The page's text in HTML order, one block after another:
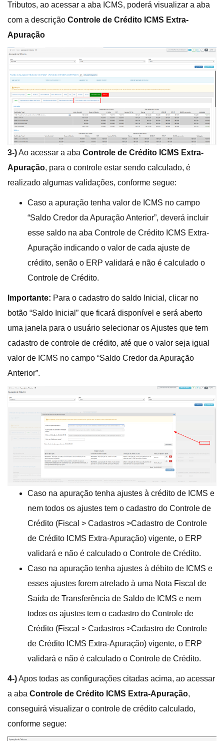
Tributos, ao acessar a aba ICMS, poderá visualizar a aba
com a descrição Controle de Crédito ICMS Extra-
Apuração
3-)Ao acessar a aba Controle de Crédito ICMS Extra-
Apuração, para o controle estar sendo calculado, é
realizado algumas validações, conforme segue:
Caso a apuração tenha valor de ICMS no campo
“Saldo Credor da Apuração Anterior”, deverá incluir
esse saldo na aba Controle de Crédito ICMS Extra-
Apuração indicando o valor de cada ajuste de
crédito, senão o ERP validará e não é calculado o
Controle de Crédito.
Importante: Para o cadastro do saldo Inicial, clicar no
botão “Saldo Inicial” que ficará disponível e será aberto
uma janela para o usuário selecionar os Ajustes que tem
cadastro de controle de crédito, até que o valor seja igual
valor de ICMS no campo “Saldo Credor da Apuração
Anterior”.
Caso na apuração tenha ajustes à crédito de ICMS e
nem todos os ajustes tem o cadastro do Controle de
Crédito (Fiscal > Cadastros >Cadastro de Controle
de Crédito ICMS Extra-Apuração) vigente, o ERP
validará e não é calculado o Controle de Crédito.
Caso na apuração tenha ajustes à débito de ICMS e
esses ajustes forem atrelado à uma Nota Fiscal de
Saída de Transferência de Saldo de ICMS e nem
todos os ajustes tem o cadastro do Controle de
Crédito (Fiscal > Cadastros >Cadastro de Controle
de Crédito ICMS Extra-Apuração) vigente, o ERP
validará e não é calculado o Controle de Crédito.
4-)Apos todas as configurações citadas acima, ao acessar
a aba Controle de Crédito ICMS Extra-Apuração,
conseguirá visualizar o controle de crédito calculado,
conforme segue: